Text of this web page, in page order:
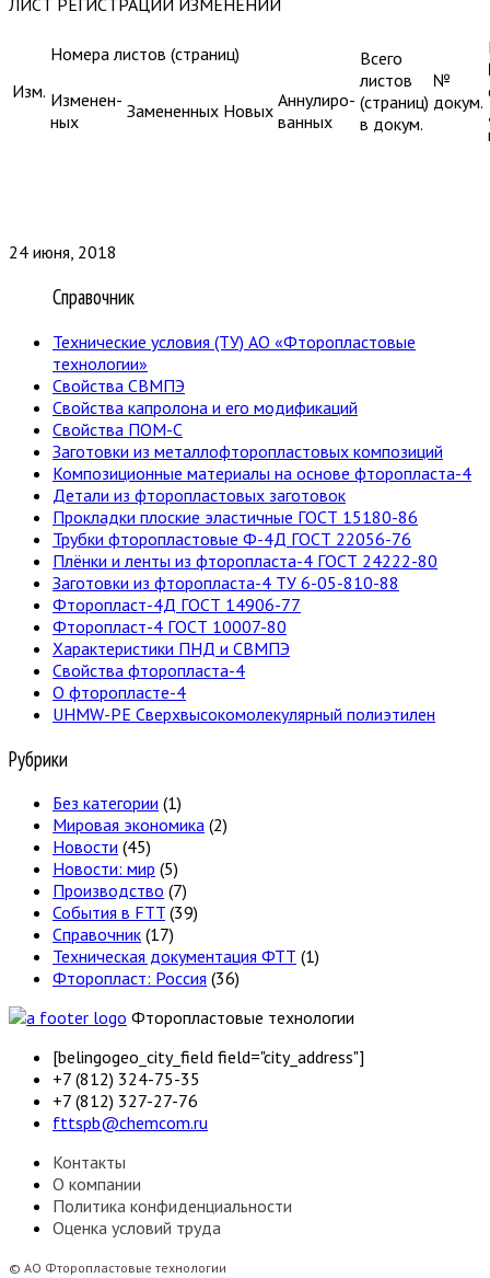
ЛИСТ РЕГИСТРАЦИИ ИЗМЕНЕНИЙ
Изм.
Номера листов (страниц)
Всего
листов
(страниц)
в докум.
№
докум.
Изменен-
ных
Замененных Новых Аннулиро-
ванных
24 июня, 2018
Справочник
Технические условия (ТУ) АО «Фторопластовые
технологии»
Свойства СВМПЭ
Свойства капролона и его модификаций
Свойства ПОМ-С
Заготовки из металлофторопластовых композиций
Композиционные материалы на основе фторопласта-4
Детали из фторопластовых заготовок
Прокладки плоские эластичные ГОСТ 15180-86
Трубки фторопластовые Ф-4Д ГОСТ 22056-76
Плёнки и ленты из фторопласта-4 ГОСТ 24222-80
Заготовки из фторопласта-4 ТУ 6-05-810-88
Фторопласт-4Д ГОСТ 14906-77
Фторопласт-4 ГОСТ 10007-80
Характеристики ПНД и СВМПЭ
Свойства фторопласта-4
О фторопласте-4
UHMW-PE Сверхвысокомолекулярный полиэтилен
Рубрики
Без категории (1)
Мировая экономика (2)
Новости (45)
Новости: мир (5)
Производство (7)
События в FTT (39)
Справочник (17)
Техническая документация ФТТ (1)
Фторопласт: Россия (36)
Фторопластовые технологии
[belingogeo_city_field field="city_address"]
+7 (812) 324-75-35
+7 (812) 327-27-76
fttspb@chemcom.ru
Контакты
О компании
Политика конфиденциальности
Оценка условий труда
© АО Фторопластовые технологии